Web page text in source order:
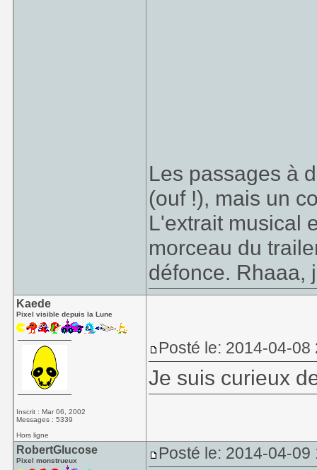
Les passages à
(ouf !), mais un
L'extrait musical
morceau du
défonce. Rhaaa,
Kaede
Pixel visible depuis la Lune
Inscrit : Mar 06, 2002
Messages : 5339
Hors ligne
Posté le: 2014-04-
Je suis curieux
RobertGlucose
Pixel monstrueux Posté le: 2014-04-